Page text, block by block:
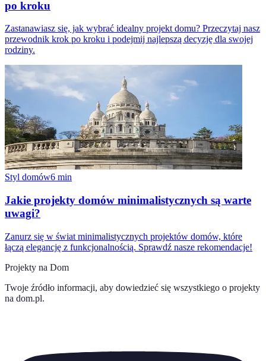
po kroku
Zastanawiasz się, jak wybrać idealny projekt domu? Przeczytaj nasz
przewodnik krok po kroku i podejmij najlepszą decyzję dla swojej
rodziny.
Styl domów6 min
Jakie projekty domów minimalistycznych są warte
uwagi?
Zanurz się w świat minimalistycznych projektów domów, które
łączą elegancję z funkcjonalnością. Sprawdź nasze rekomendacje!
Projekty na Dom
Twoje źródło informacji, aby dowiedzieć się wszystkiego o projekty
na dom.pl.